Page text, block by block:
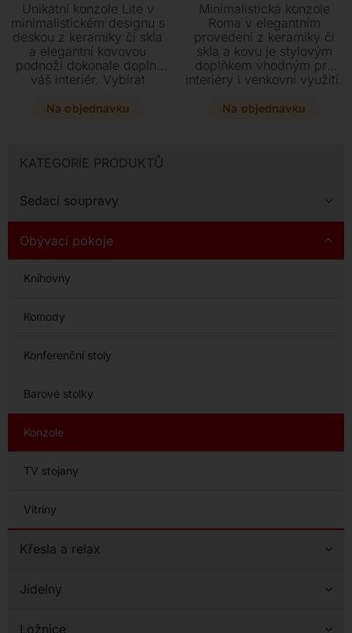
KATEGORIE PRODUKTŮ
Sedací soupravy
Obývací pokoje
Knihovny
Komody
Konferenční stoly
Barové stolky
Konzole
TV stojany
Vitríny
Křesla a relax
Jídelny
Ložnice
Unikátní konzole Lite v
minimalistickém designu s
deskou z keramiky či skla
a elegantní kovovou
podnoží dokonale doplní
váš interiér. Vybírat
rozměrů a volitelně doplnit
Na objednávku
Minimalistická konzole
Roma v elegantním
provedení z keramiky či
skla a kovu je stylovým
doplňkem vhodným pro
interiéry i venkovní využití.
svých představ díky
Na objednávku